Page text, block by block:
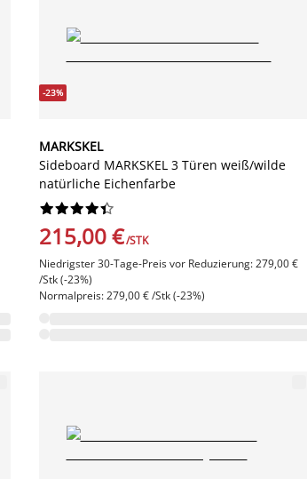
-23%
MARKSKEL
Sideboard MARKSKEL 3 Türen weiß/wilde
natürliche Eichenfarbe






215,00 €/STK
Niedrigster 30-Tage-Preis vor Reduzierung: 279,00 €
/Stk (-23%)
Normalpreis: 279,00 € /Stk (-23%)